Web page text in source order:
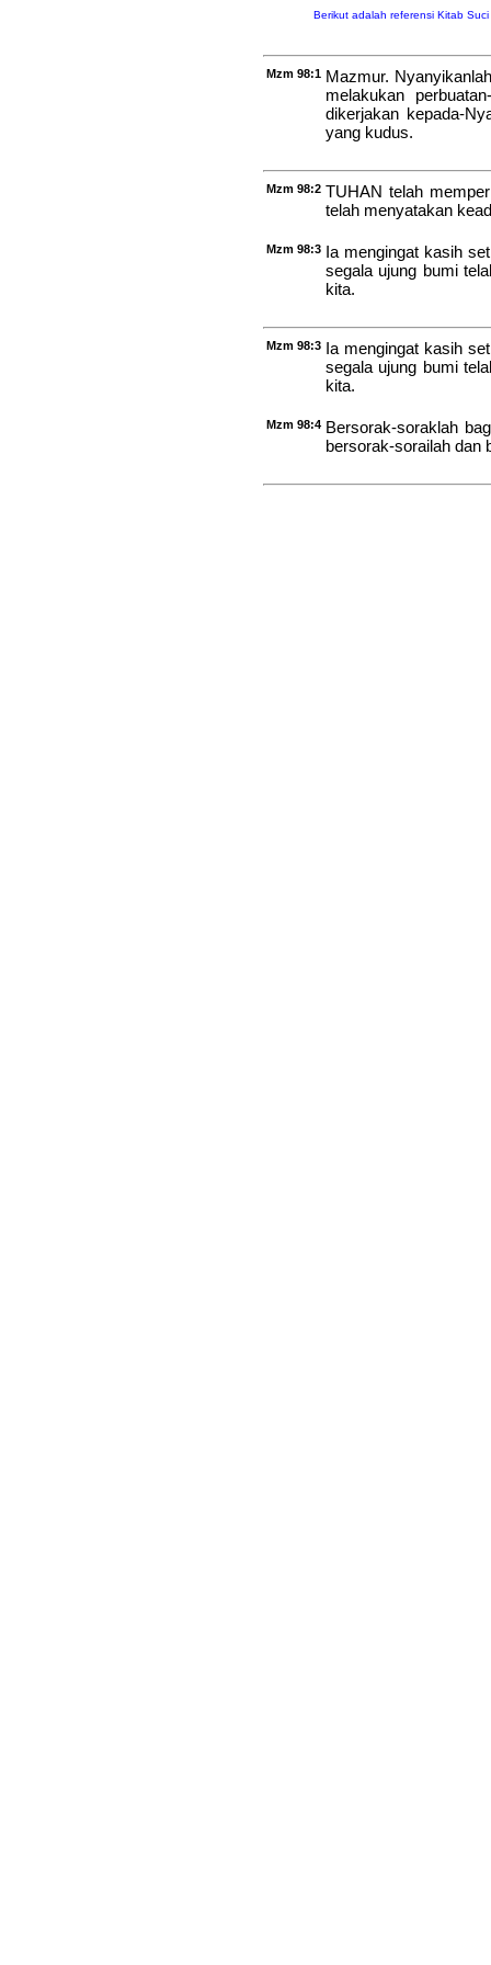
Berikut adalah referensi Kitab
Mzm 98:1 Mazmur.
melakukan
dikerjakan kepada-
yang kudus.
Mzm 98:2 TUHAN telah
telah menyatakan
Mzm 98:3 Ia mengingat kasih
segala ujung bumi
kita.
Mzm 98:3 Ia mengingat kasih
segala ujung bumi
kita.
Mzm 98:4 Bersorak-soraklah
bersorak-sorailah dan